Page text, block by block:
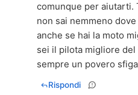
comunque per aiutarti.
non sai nemmeno
anche se hai la moto
sei il pilota migliore
sempre un povero
Rispondi